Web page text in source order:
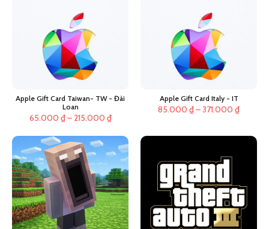
Apple Gift Card Taiwan- TW - Đài
Loan
65.000 ₫–215.000 ₫Khoảng
từ
65.000 ₫
đến
215.000 ₫
Apple Gift Card Italy - IT
85.000 ₫–371.000 ₫Khoảng
từ